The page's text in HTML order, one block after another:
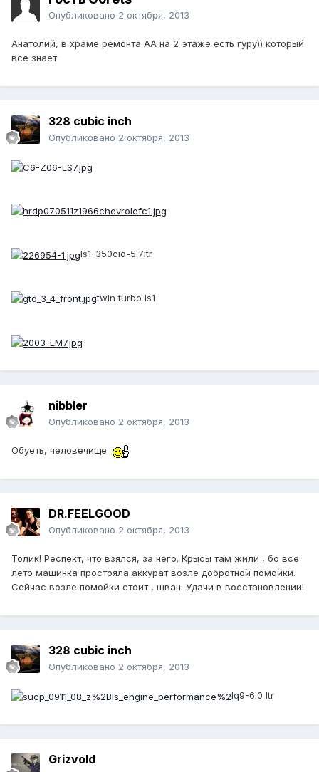
Опубликовано 2 октября, 2013
Анатолий, в храме ремонта АА на 2 этаже есть гуру)) который
все знает
328 cubic inch
Опубликовано 2 октября, 2013
ls1-350cid-5.7ltr
twin turbo ls1
nibbler
Опубликовано 2 октября, 2013
Обуеть, человечище
DR.FEELGOOD
Опубликовано 2 октября, 2013
Толик! Респект, что взялся, за него. Крысы там жили , бо все
лето машинка простояла аккурат возле добротной помойки.
Сейчас возле помойки стоит , шван. Удачи в восстановлении!
328 cubic inch
Опубликовано 2 октября, 2013
lq9-6.0 ltr
Grizvold